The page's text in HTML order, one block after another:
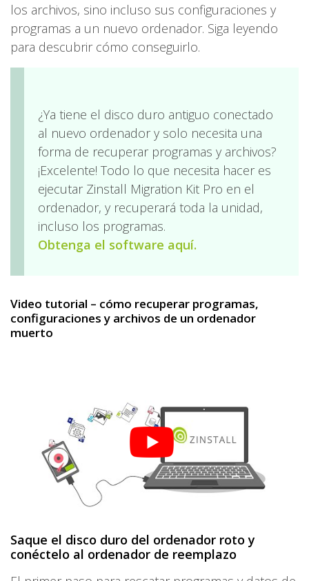
los archivos, sino incluso sus configuraciones y
programas a un nuevo ordenador. Siga leyendo
para descubrir cómo conseguirlo.
¿Ya tiene el disco duro antiguo conectado
al nuevo ordenador y solo necesita una
forma de recuperar programas y archivos?
¡Excelente! Todo lo que necesita hacer es
ejecutar Zinstall Migration Kit Pro en el
ordenador, y recuperará toda la unidad,
incluso los programas.
Obtenga el software aquí.
Video tutorial – cómo recuperar programas,
configuraciones y archivos de un ordenador
muerto
Saque el disco duro del ordenador roto y
conéctelo al ordenador de reemplazo